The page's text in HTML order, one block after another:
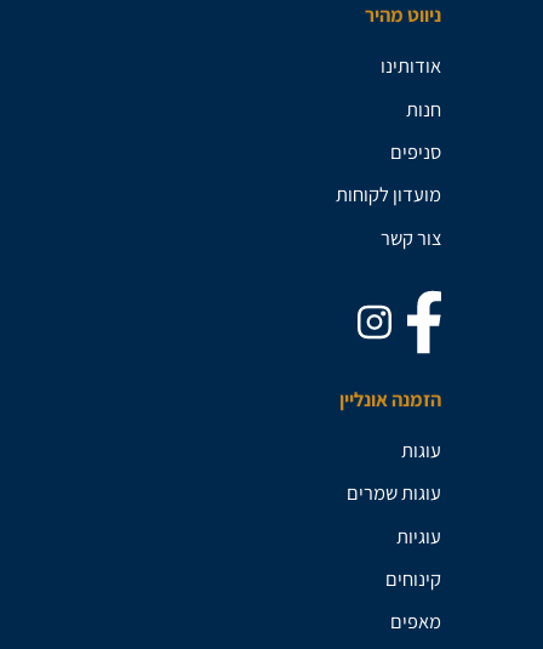
ניווט מהיר
אודותינו
חנות
סניפים
מועדון לקוחות
צור קשר
הזמנה אונליין
עוגות
עוגות שמרים
עוגיות
קינוחים
מאפים